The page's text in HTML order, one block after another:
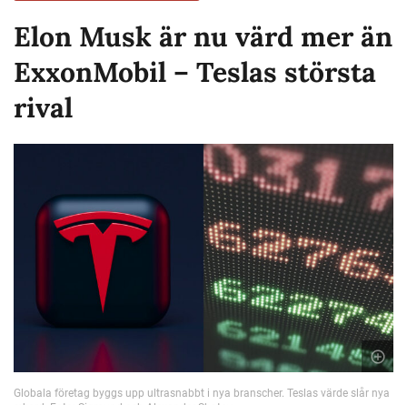
Elon Musk är nu värd mer än
ExxonMobil – Teslas största
rival
Globala företag byggs upp ultrasnabbt i nya branscher. Teslas värde slår nya